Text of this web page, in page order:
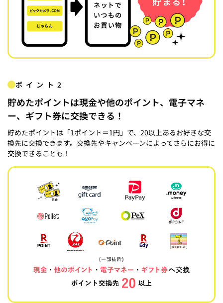
ポイント2
貯めたポイントは現金や他のポイント、電子マネ
ー、ギフト券に交換できる！
貯めたポイントは「1ポイント＝1円」で、20以上あるお好きな交
換先に交換できます。交換先やキャンペーンによってさらにお得に
交換できることも！